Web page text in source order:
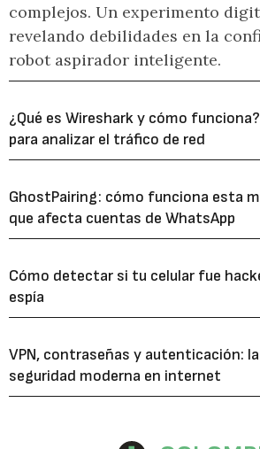
complejos. Un experimento
revelando debilidades en la
robot aspirador inteligente.
¿Qué es Wireshark y cómo
para analizar el tráfico de red
GhostPairing: cómo funciona esta
que afecta cuentas de WhatsApp
Cómo detectar si tu celular fue
espía
VPN, contraseñas y autenticación:
seguridad moderna en internet